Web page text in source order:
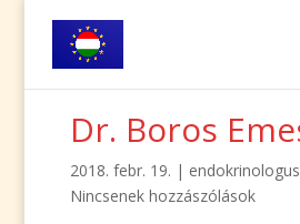
Dr. Boros
2018. febr. 19. | endokrinologus
Nincsenek hozzászólások